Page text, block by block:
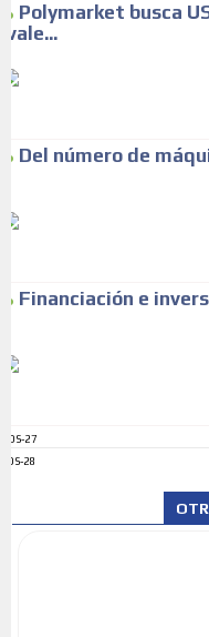
Polymarket busca
vale...
Del número de
Financiación e
ADS-27
ADS-28